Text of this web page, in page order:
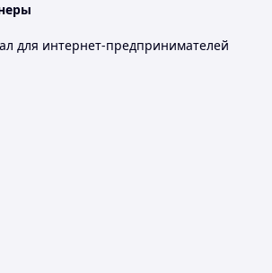
для интернет-предпринимателей